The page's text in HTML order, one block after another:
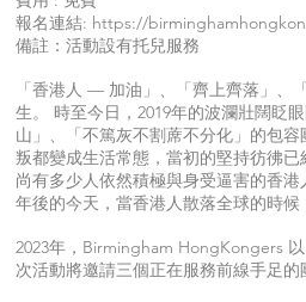
報名連結: https://
備註：活動設有托兒服務
「香港人 — 加油」、「齊上齊落」、
生。 時至今日，2019年的波瀾壯闊眨
山」、「不篤灰不割蓆不分化」的包
叛都變成生活常態，當初的堅持彷彿
尚有多少人依然積極與身受逼害的香
年後的今天，當香港人散落全球的時候
2023年，Birmingham HongKongers
次活動將邀請三個正在服務前線手足的